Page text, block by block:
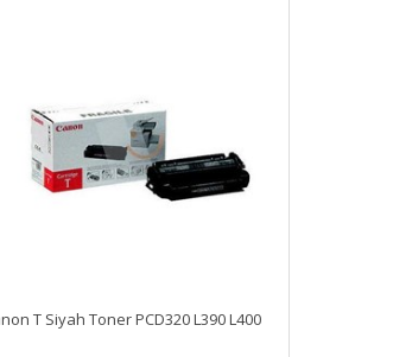
T Siyah Toner PCD320 L390 L400